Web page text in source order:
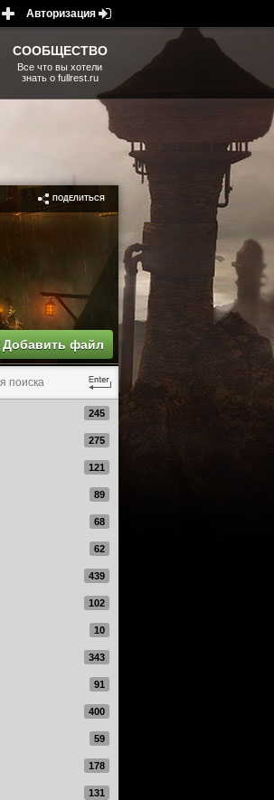
Добавить файл
ПОДЕЛИТЬСЯ
СООБЩЕСТВО
Все что вы хотели
знать о fullrest.ru
Авторизация